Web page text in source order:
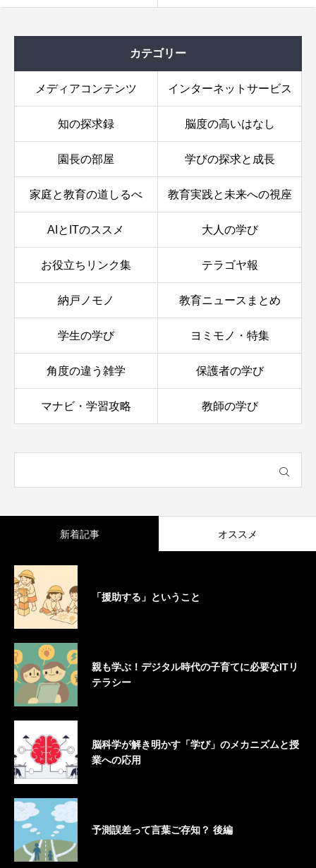
カテゴリー
メディアコンテンツ インターネットサービス
知の探求録 脳度の高いはなし
園長の部屋 学びの探求と成長
家庭と教育の道しるべ 教育実践と未来への視座
AIとITのススメ 大人の学び
お役立ちリンク集 テラゴヤ報
納戸ノモノ 教育ニュースまとめ
学生の学び ヨミモノ・特集
角度の違う雑学 保護者の学び
マナビ・学習攻略 教師の学び
新着記事 オススメ
「援助する」ということ
親も学ぶ！デジタル時代の子育てに必要なITリ
テラシー
脳科学が解き明かす「学び」のメカニズムと授
業への応用
予測誤差って言葉ご存知？ 後編
生徒の攻略方法
追加攻略ヒント